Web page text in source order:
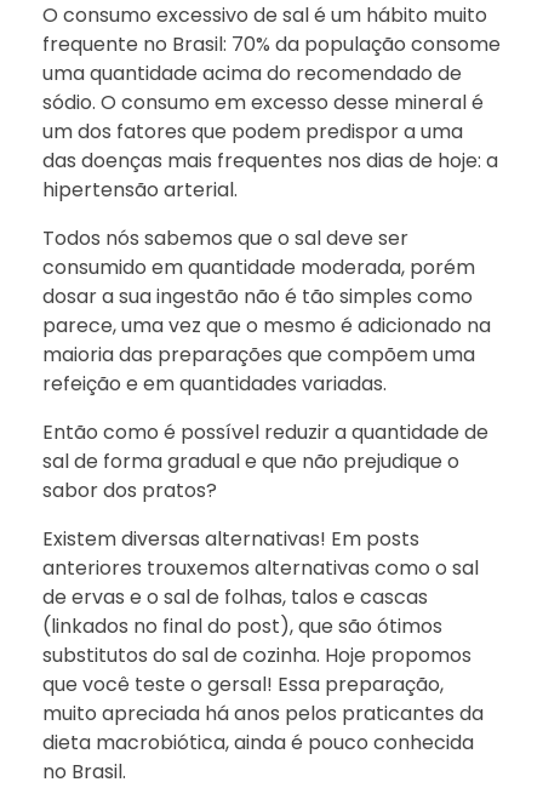
O consumo excessivo de sal é um hábito muito
frequente no Brasil: 70% da população consome
uma quantidade acima do recomendado de
sódio. O consumo em excesso desse mineral é
um dos fatores que podem predispor a uma
das doenças mais frequentes nos dias de hoje: a
hipertensão arterial.
Todos nós sabemos que o sal deve ser
consumido em quantidade moderada, porém
dosar a sua ingestão não é tão simples como
parece, uma vez que o mesmo é adicionado na
maioria das preparações que compõem uma
refeição e em quantidades variadas.
Então como é possível reduzir a quantidade de
sal de forma gradual e que não prejudique o
sabor dos pratos?
Existem diversas alternativas! Em posts
anteriores trouxemos alternativas como o sal
de ervas e o sal de folhas, talos e cascas
(linkados no final do post), que são ótimos
substitutos do sal de cozinha. Hoje propomos
que você teste o gersal! Essa preparação,
muito apreciada há anos pelos praticantes da
dieta macrobiótica, ainda é pouco conhecida
no Brasil.